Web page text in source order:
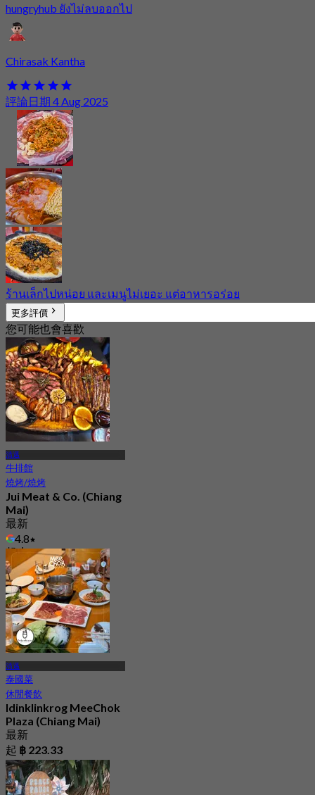
hungryhub ยังไม่ลบออกไป
Chirasak Kantha
評論日期 4 Aug 2025
ร้านเล็กไปหน่อย และเมนูไม่เยอะ แต่อาหารอร่อย
更多評價
您可能也會喜歡
清邁
牛排館
燒烤/燒烤
Jui Meat & Co. (Chiang
Mai)
最新
4.8
起฿ 322.5
清邁
泰國菜
休閒餐飲
Idinklinkrog MeeChok
Plaza (Chiang Mai)
最新
起 ฿ 223.33